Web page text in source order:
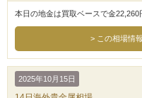
本日の地金は買取ベースで金22,260
この相場情
2025年10月15日